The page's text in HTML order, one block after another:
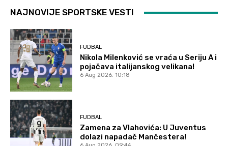
NAJNOVIJE SPORTSKE VESTI
FUDBAL
Nikola Milenković se vraća u Seriju A i
pojačava italijanskog velikana!
6 Aug 2026. 10:18
FUDBAL
Zamena za Vlahovića: U Juventus
dolazi napadač Mančestera!